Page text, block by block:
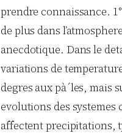
prendre connaissance.
de plus dans
anecdotique. Dans le
variations de
degres aux pà´les, mais
evolutions des systemes
affectent precipitations,